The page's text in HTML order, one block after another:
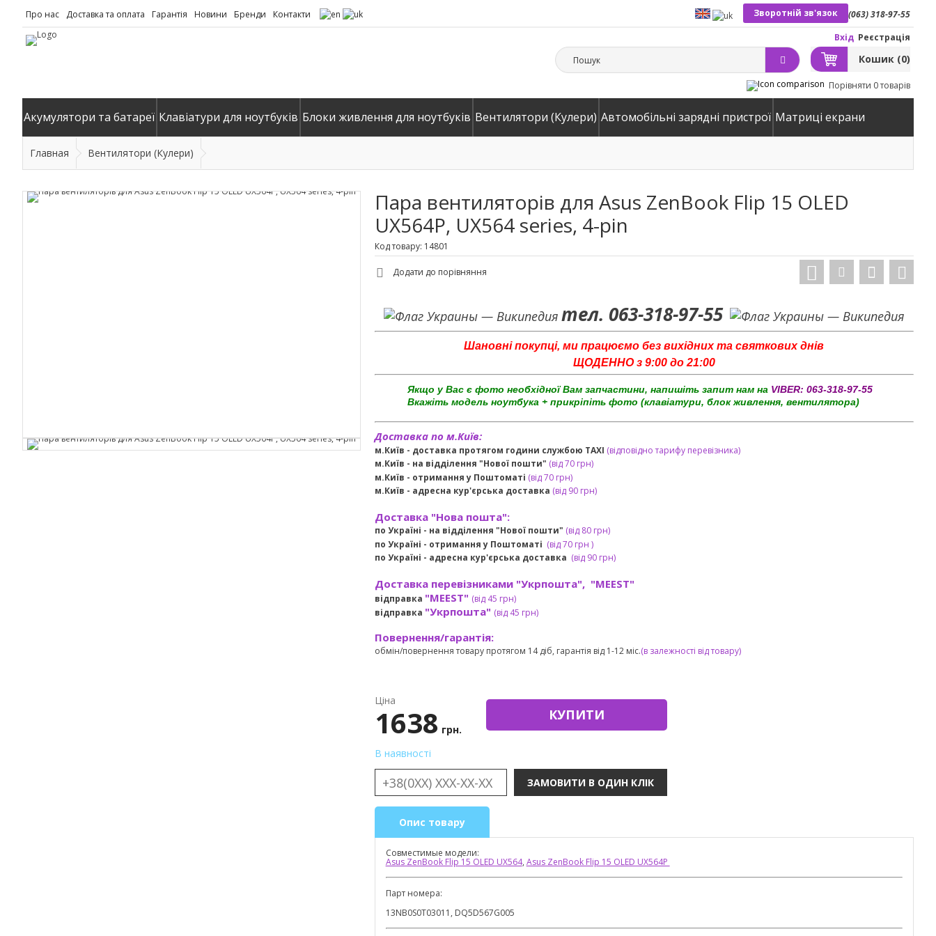
Про нас Доставка та оплата Гарантія Новини Бренди Контакти (063) 318-97-55
Зворотній зв'язок
Вхід Реєстрація
Кошик (0)
Порівняти 0 товарів
Акумулятори та батареї Клавіатури для ноутбуків Блоки живлення для ноутбуків Вентилятори (Кулери) Автомобільні зарядні пристрої Матриці екрани
Главная Вентилятори (Кулери)
Пара вентиляторів для Asus ZenBook Flip 15 OLED
UX564P, UX564 series, 4-pin
Код товару: 14801
Додати до порівняння
тел. 063-318-97-55
Шановні покупці, ми працюємо без вихідних та святкових днів
ЩОДЕННО з 9:00 до 21:00
Якщо у Вас є фото необхідної Вам запчастини, напишіть запит нам на VIBER: 063-318-97-55
Вкажіть модель ноутбука + прикріпіть фото (клавіатури, блок живлення, вентилятора)
Доставка по м.Київ:
м.Київ - доставка протягом години службою TAXI (відповідно тарифу перевізника)
м.Київ - на відділення "Нової пошти" (від 70 грн)
м.Київ - отримання у Поштоматі (від 70 грн)
м.Київ - адресна кур'єрська доставка (від90 грн)
Доставка "Нова пошта":
по Україні - на відділення "Нової пошти" (від 80 грн)
по Україні - отримання у Поштоматі (від 70 грн )
по Україні - адресна кур'єрська доставка (від90 грн)
Доставка перевізниками "Укрпошта", "MEEST"
відправка "MEEST" (від 45 грн)
відправка "Укрпошта" (від 45 грн)
Повернення/гарантія:
обмін/повернення товару протягом 14 діб, гарантія від 1-12 міс.(в залежності від товару)
Ціна
1638 грн.
В наявності
КУПИТИ
Опис товару
Совместимые модели:
Asus ZenBook Flip 15 OLED UX564, Asus ZenBook Flip 15 OLED UX564P
Парт номера:
13NB0S0T03011, DQ5D567G005